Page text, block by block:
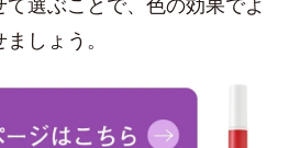
しょう。